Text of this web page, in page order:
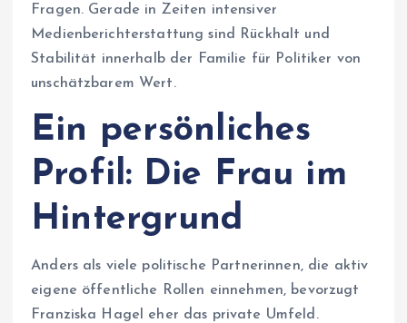
Fragen. Gerade in Zeiten intensiver
Medienberichterstattung sind Rückhalt und
Stabilität innerhalb der Familie für Politiker von
unschätzbarem Wert.
Ein persönliches
Profil: Die Frau im
Hintergrund
Anders als viele politische Partnerinnen, die aktiv
eigene öffentliche Rollen einnehmen, bevorzugt
Franziska Hagel eher das private Umfeld.